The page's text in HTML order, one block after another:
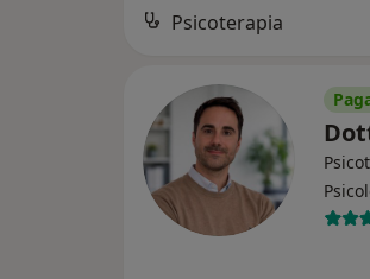
Psicoterapia